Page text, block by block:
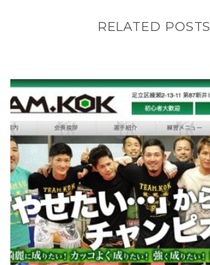
RELATED POSTS